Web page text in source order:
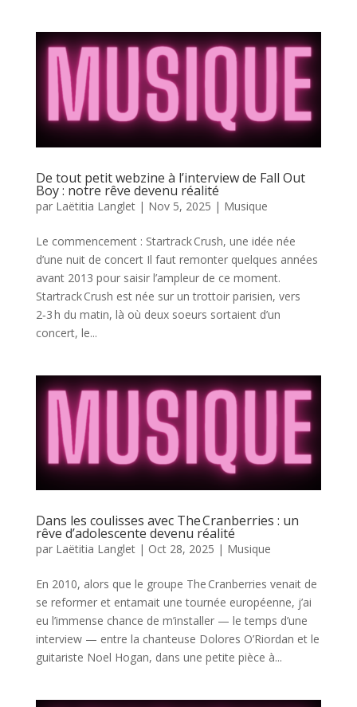
De tout petit webzine à l’interview de Fall Out
Boy : notre rêve devenu réalité
par Laëtitia Langlet| Nov 5, 2025 | Musique
Le commencement : Startrack Crush, une idée née
d’une nuit de concert Il faut remonter quelques années
avant 2013 pour saisir l’ampleur de ce moment.
Startrack Crush est née sur un trottoir parisien, vers
2‑3 h du matin, là où deux soeurs sortaient d’un
concert, le...
Dans les coulisses avec The Cranberries : un
rêve d’adolescente devenu réalité
par Laëtitia Langlet| Oct 28, 2025 | Musique
En 2010, alors que le groupe The Cranberries venait de
se reformer et entamait une tournée européenne, j’ai
eu l’immense chance de m’installer — le temps d’une
interview — entre la chanteuse Dolores O’Riordan et le
guitariste Noel Hogan, dans une petite pièce à...